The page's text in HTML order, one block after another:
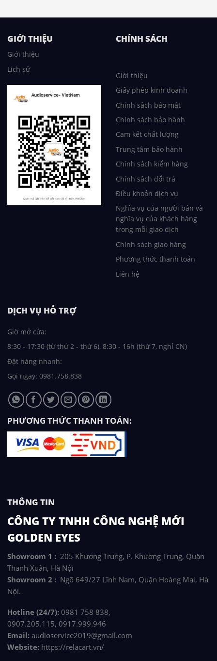
GIỚI THIỆU
Giới thiệu
Lich sử
CHÍNH SÁCH
Giới thiệu
Giấy phép kinh doanh
Chính sách bảo mật
Chính sách bảo hành
Cam kết chất lượng
Trung tâm bảo hành
Chính sách kiểm hàng
Chính sách đổi trả
Điều khoản dịch vụ
Nghĩa vụ của người bán và
nghĩa vụ của khách hàng
trong mỗi giao dịch
Chính sách giao hàng
Phương thức thanh toán
Liên hệ
DỊCH VỤ HỖ TRỢ
Giờ mở cửa:
8:30 - 17:30 (từ thứ 2 - thứ 6), 8:30 - 16h (thứ 7, nghỉ CN)
Đặt hàng nhanh:
Gọi ngay: 0981.758.838
PHƯƠNG THỨC THANH TOÁN:
THÔNG TIN
CÔNG TY TNHH CÔNG NGHỆ MỚI
GOLDEN EYES
Showroom 1 : 205 Khương Trung, P. Khương Trung, Quận
Thanh Xuân, Hà Nội
Showroom 2 : Ngõ 649/27 Lĩnh Nam, Quận Hoàng Mai, Hà
Nội.
Hotline (24/7): 0981 758 838,
0907.205.115, 0917.999.946
Email: audioservice2019@gmail.com
Website: https://relacart.vn/